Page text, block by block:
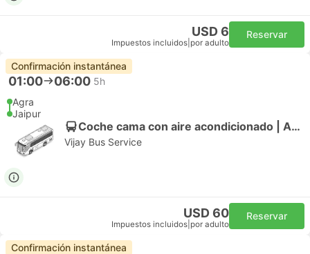
USD 6
Impuestos incluidos por adulto
Reservar
Confirmación instantánea
01:00 06:00 5h
Agra
Jaipur
Coche cama con aire acondicionado | Autobús
Vijay Bus Service
USD 60
Impuestos incluidos por adulto
Reservar
Confirmación instantánea